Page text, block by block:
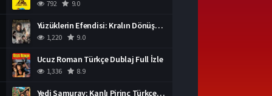
792 9.0
Yüzüklerin Efendisi: Kralın Dönüşü İzle
1,220 9.0
Ucuz Roman Türkçe Dublaj Full İzle
1,336 8.9
Yedi Samuray: Kanlı Pirinç Türkçe Dublaj İzle